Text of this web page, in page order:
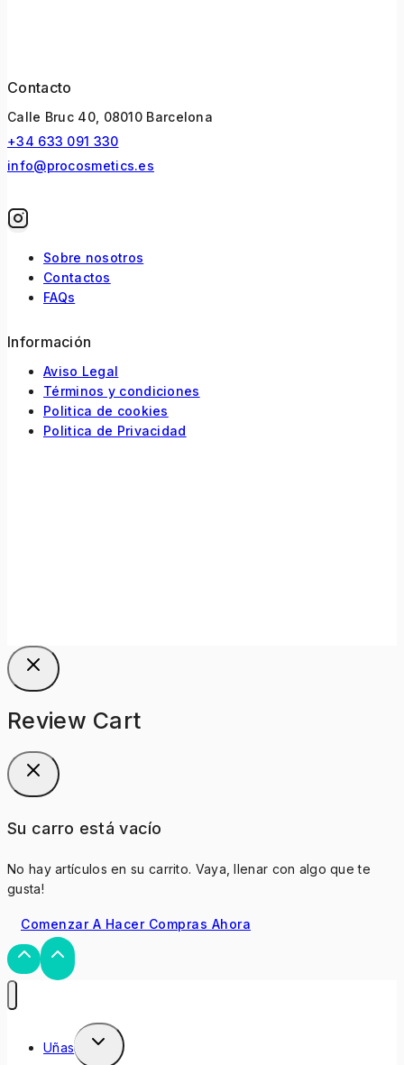
Contacto
Calle Bruc 40, 08010 Barcelona
+34 633 091 330
info@procosmetics.es
Sobre nosotros
Contactos
FAQs
Información
Aviso Legal
Términos y condiciones
Politica de cookies
Politica de Privacidad
Review Cart
Su carro está vacío
No hay artículos en su carrito. Vaya, llenar con algo que te
gusta!
Comenzar A Hacer Compras Ahora
Uñas